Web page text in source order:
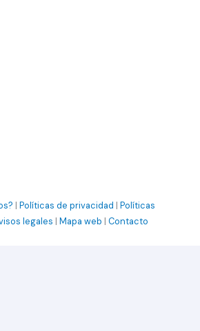
| Políticas de privacidad | Políticas
legales | Mapa web | Contacto